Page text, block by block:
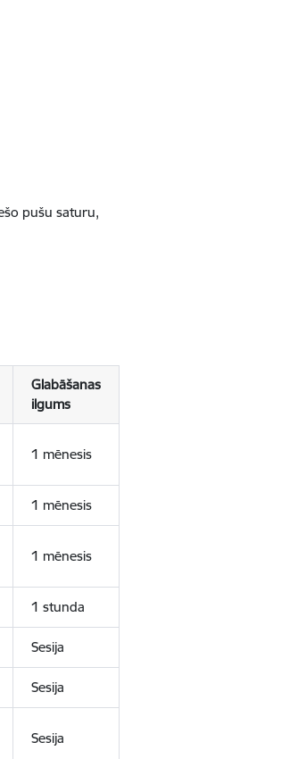
pušu saturu,
Glabāšanas
ilgums
1 mēnesis
1 mēnesis
1 mēnesis
1 stunda
Sesija
Sesija
Sesija